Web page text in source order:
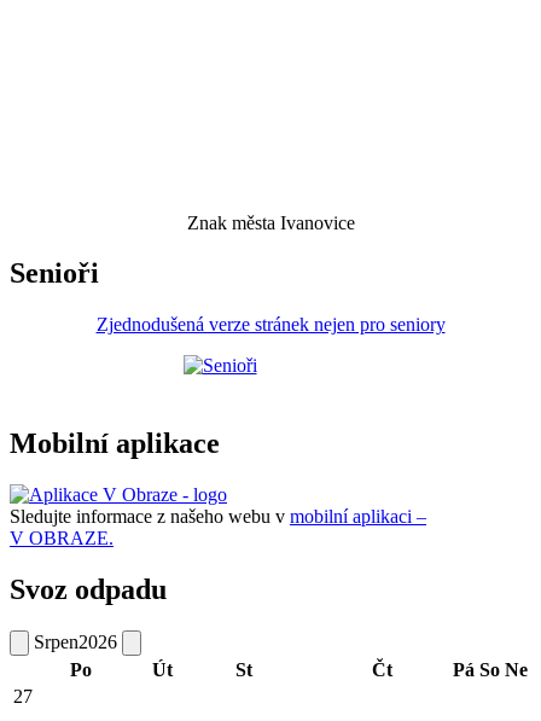
Znak města Ivanovice
Senioři
Zjednodušená verze stránek nejen pro seniory
Mobilní aplikace
Sledujte informace z našeho webu v mobilní aplikaci –
V OBRAZE.
Svoz odpadu
Srpen2026
Po
Út St Čt Pá So Ne
27